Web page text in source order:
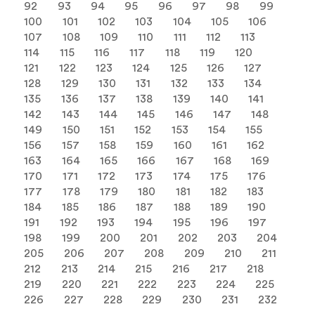
92
93 94 95 96 97 98
99
100
101 102 103 104 105
106
107
108 109 110 111 112
113
114
115 116 117 118 119
120
121
122 123 124 125 126
127
128
129 130 131 132 133
134
135
136 137 138 139 140
141
142
143 144 145 146 147
148
149
150 151 152 153 154
155
156
157 158 159 160 161
162
163
164 165 166 167 168
169
170
171 172 173 174 175
176
177
178 179 180 181 182
183
184
185 186 187 188 189
190
191
192 193 194 195 196
197
198
199 200 201 202 203
204
205
206 207 208 209 210
211
212
213 214 215 216 217
218
219
220 221 222 223 224
225
226
227 228 229 230 231
232